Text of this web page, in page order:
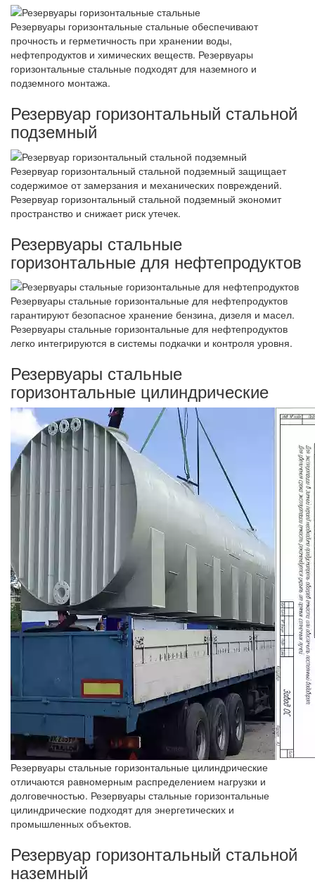
Резервуары горизонтальные стальные обеспечивают
прочность и герметичность при хранении воды,
нефтепродуктов и химических веществ. Резервуары
горизонтальные стальные подходят для наземного и
подземного монтажа.
Резервуар горизонтальный стальной
подземный
Резервуар горизонтальный стальной подземный защищает
содержимое от замерзания и механических повреждений.
Резервуар горизонтальный стальной подземный экономит
пространство и снижает риск утечек.
Резервуары стальные
горизонтальные для нефтепродуктов
Резервуары стальные горизонтальные для нефтепродуктов
гарантируют безопасное хранение бензина, дизеля и масел.
Резервуары стальные горизонтальные для нефтепродуктов
легко интегрируются в системы подкачки и контроля уровня.
Резервуары стальные
горизонтальные цилиндрические
Резервуары стальные горизонтальные цилиндрические
отличаются равномерным распределением нагрузки и
долговечностью. Резервуары стальные горизонтальные
цилиндрические подходят для энергетических и
промышленных объектов.
Резервуар горизонтальный стальной
наземный